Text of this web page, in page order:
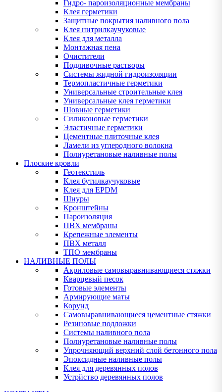
Гидро- пароизоляционные мембраны
Клея герметики
Защитные покрытия наливного пола
Клея нитрилкаучуковые
Клея для металла
Монтажная пена
Очистители
Подливочные растворы
Системы жидной гидроизоляции
Термопластичные герметики
Универсальные строительные клея
Универсальные клея герметики
Шовные герметики
Силиконовые герметики
Эластичные герметики
Цементные плиточные клея
Ламели из углеродного волокна
Полиуретановые наливные полы
Плоские кровли
Геотекстиль
Клея бутилкаучуковые
Клея для EPDM
Шнуры
Кронштейны
Пароизоляция
ПВХ мембраны
Крепежные элементы
ПВХ металл
ТПО мембраны
НАЛИВНЫЕ ПОЛЫ
Акриловые самовыравнивающиеся стяжки
Кварцевый песок
Готовые элементы
Армирующие маты
Корунд
Самовыравнивающиеся цементные стяжки
Резиновые подложки
Системы наливного пола
Полиуретановые наливные полы
Упрочняющий верхний слой бетонного пола
Эпоксидные наливные полы
Клея для деревянных полов
Устрйство деревянных полов